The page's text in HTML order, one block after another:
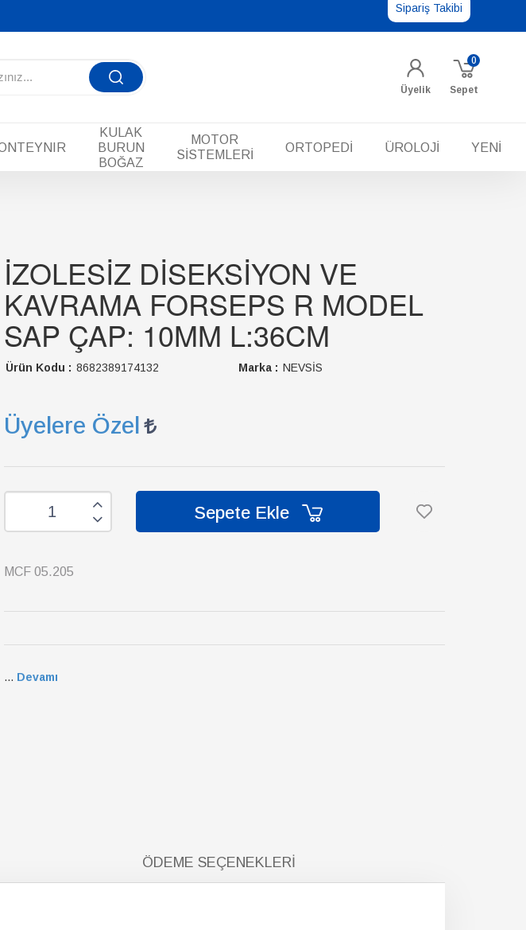
Sipariş Takibi
Üyelik Sepet
0
KULAK
BURUN
BOĞAZ
MOTOR
SİSTEMLERİ
ORTOPEDİ ÜROLOJİ YENİ
İZOLESİZ DİSEKSİYON VE
KAVRAMA FORSEPS R MODEL
SAP ÇAP: 10MM L:36CM
Ürün Kodu : 8682389174132 Marka : NEVSİS
Üyelere Özel
Sepete Ekle
MCF 05.205
... Devamı
ÖDEME SEÇENEKLERI